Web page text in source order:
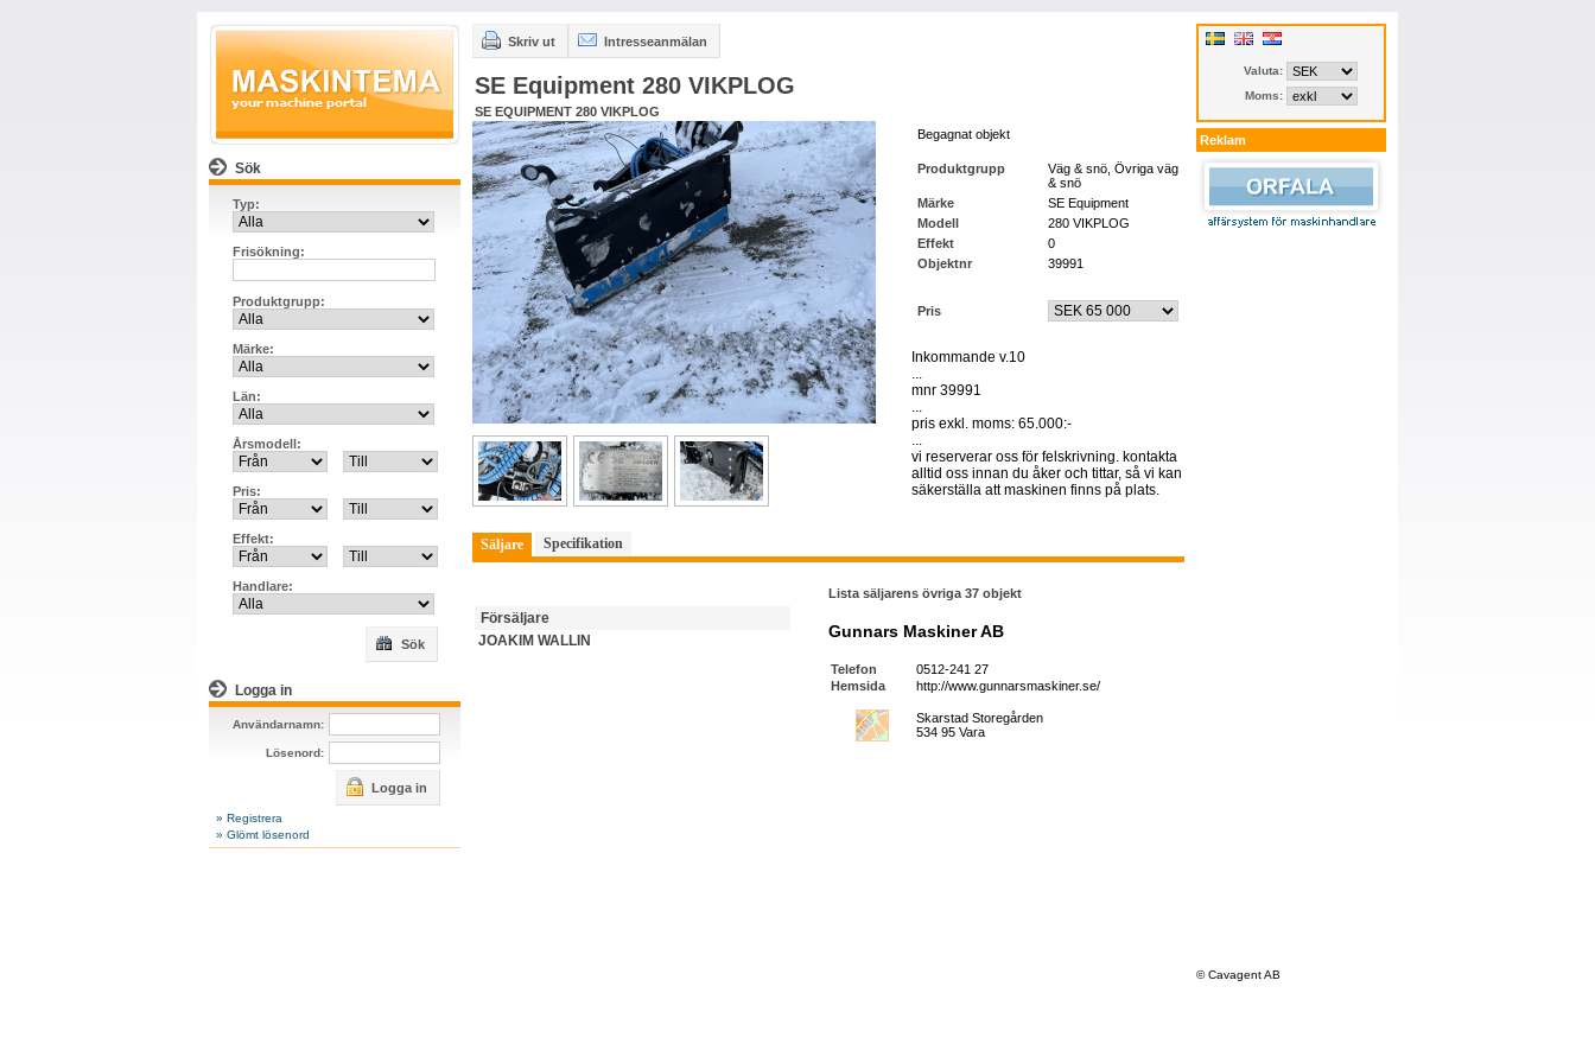
Sök
Typ:
Frisökning:
Produktgrupp:
Märke:
Län:
Årsmodell:
Pris:
Effekt:
Handlare:
Sök
Logga in
Användarnamn:
Lösenord:
Logga in
» Registrera
» Glömt lösenord
Skriv ut Intresseanmälan
SE Equipment 280 VIKPLOG
SE EQUIPMENT 280 VIKPLOG
Begagnat objekt
Produktgrupp
Väg & snö, Övriga väg
& snö
Märke
SE Equipment
Modell
280 VIKPLOG
Effekt
0
Objektnr
39991
Pris
Inkommande v.10
...
mnr 39991
...
pris exkl. moms: 65.000:-
...
vi reserverar oss för felskrivning. kontakta
alltid oss innan du åker och tittar, så vi kan
säkerställa att maskinen finns på plats.
Säljare Specifikation
Försäljare
JOAKIM WALLIN
Lista säljarens övriga 37 objekt
Gunnars Maskiner AB
Telefon
0512-241 27
Hemsida
http://www.gunnarsmaskiner.se/
Skarstad Storegården
534 95 Vara
Valuta:
Moms:
Reklam
© Cavagent AB